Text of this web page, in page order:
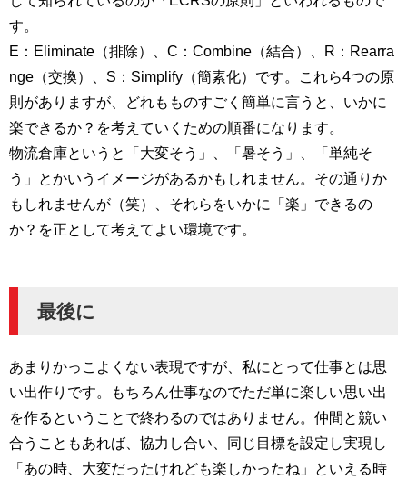
す。
E：Eliminate（排除）、C：Combine（結合）、R：Rearra
nge（交換）、S：Simplify（簡素化）です。これら4つの原
則がありますが、どれもものすごく簡単に言うと、いかに
楽できるか？を考えていくための順番になります。
物流倉庫というと「大変そう」、「暑そう」、「単純そ
う」とかいうイメージがあるかもしれません。その通りか
もしれませんが（笑）、それらをいかに「楽」できるの
か？を正として考えてよい環境です。
最後に
あまりかっこよくない表現ですが、私にとって仕事とは思
い出作りです。もちろん仕事なのでただ単に楽しい思い出
を作るということで終わるのではありません。仲間と競い
合うこともあれば、協力し合い、同じ目標を設定し実現し
「あの時、大変だったけれども楽しかったね」といえる時